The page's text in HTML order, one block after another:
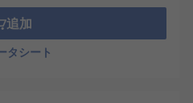
伝えにくい、化学的に
追加
タシート